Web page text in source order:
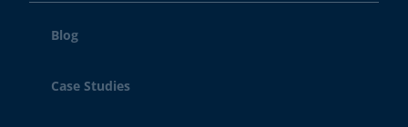
Blog
Case Studies